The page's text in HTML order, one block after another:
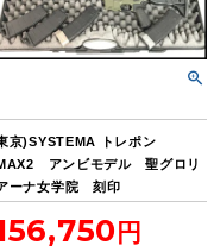
京)SYSTEMA トレポン
アンビモデル 聖グロリ
ーナ女学院 刻印